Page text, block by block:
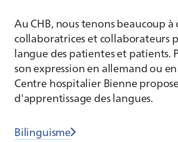
Au CHB, nous tenons beaucoup à
collaboratrices et collaborateurs
langue des patientes et patients.
son expression en allemand ou
Centre hospitalier Bienne
d'apprentissage des langues.
Bilinguisme